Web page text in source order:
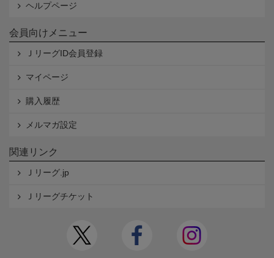
ヘルプページ
会員向けメニュー
ＪリーグID会員登録
マイページ
購入履歴
メルマガ設定
関連リンク
Ｊリーグ.jp
Ｊリーグチケット